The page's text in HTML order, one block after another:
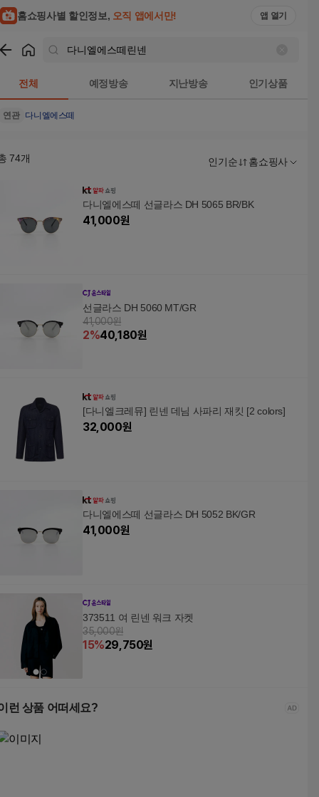
홈쇼핑사별 할인정보, 오직 앱에서만! 앱 열기
전체 예정방송 지난방송 인기상품
연관 다니엘에스떼
74개 인기순 홈쇼핑사
다니엘에스떼 선글라스 DH 5065 BR/BK
41,000원
선글라스 DH 5060 MT/GR
41,000원
2%40,180원
[다니엘크레뮤] 린넨 데님 사파리 재킷 [2 colors]
32,000원
다니엘에스떼 선글라스 DH 5052 BK/GR
41,000원
373511 여 린넨 워크 자켓
35,000원
15%29,750원
런 상품 어떠세요?